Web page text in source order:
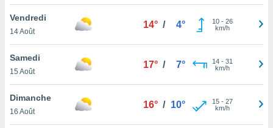
en
de
Vendredi
14 Août
14° / 4° 10- 26
km/h
Samedi
15 Août
17° / 7° 14- 31
km/h
Dimanche
16 Août
16° / 10° 15- 27
km/h